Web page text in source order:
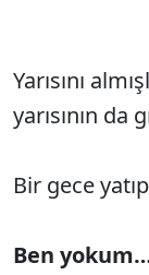
Yarısını
yarısının da
Bir gece
Ben